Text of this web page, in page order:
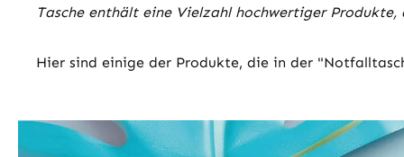
Tasche enthält eine Vielzahl hochwertiger
Hier sind einige der Produkte, die in der